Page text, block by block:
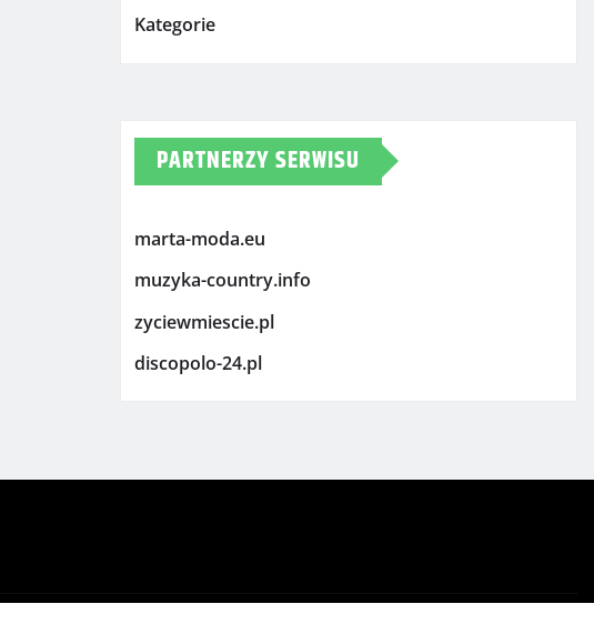
Kategorie
PARTNERZY SERWISU
marta-moda.eu
muzyka-country.info
zyciewmiescie.pl
discopolo-24.pl